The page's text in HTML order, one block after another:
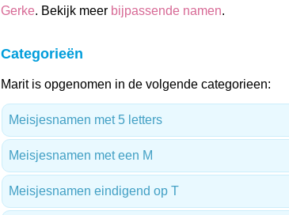
Gerke. Bekijk meer bijpassende namen.
Categorieën
Marit is opgenomen in de volgende categorieen:
Meisjesnamen met 5 letters
Meisjesnamen met een M
Meisjesnamen eindigend op T